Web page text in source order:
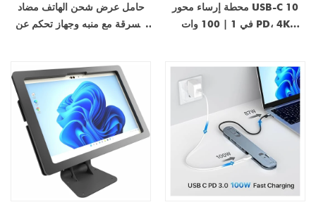
حامل عرض شحن الهاتف مضاد
للسرقة مع منبه وجهاز تحكم عن
محطة إرساء محور USB-C 10
في 1 | 100 وات PD، 4K
لمحور OEM/ODM من النوع C